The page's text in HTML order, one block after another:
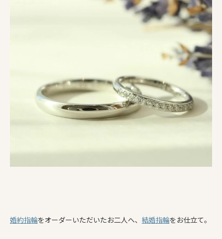
婚約指輪をオーダーいただいたお二人へ、 結婚指輪をお仕立て。